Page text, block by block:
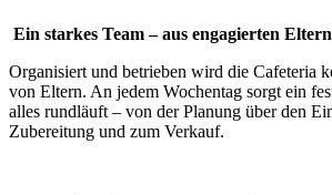
Ein starkes Team – aus engagierten Eltern
Organisiert und betrieben wird die Cafeteria
von Eltern. An jedem Wochentag sorgt ein
alles rundläuft – von der Planung über den
Zubereitung und zum Verkauf.